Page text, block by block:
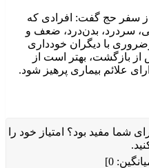
سفر حج گفت: افرادی که
سردرد، بدن‌درد، ضعف و
با دیگران خودداری
از بازگشت، بهتر است از
علائم بیماری پرهیز شود.
شما مفید بود؟ امتیاز خود را
0
]